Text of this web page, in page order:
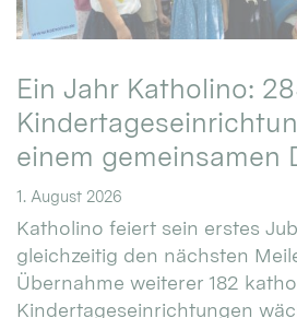
Ein Jahr Katholino:
einem gemeinsamen
1. August 2026
Katholino feiert sein erstes
gleichzeitig den nächsten
Übernahme weiterer 182
Kindertageseinrichtungen